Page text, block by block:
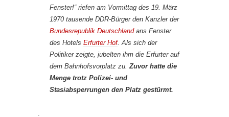
Fenster!“ riefen am Vormittag des 19. März
1970 tausende DDR-Bürger den Kanzler der
Bundesrepublik Deutschlandans Fenster
des Hotels Erfurter Hof. Als sich der
Politiker zeigte, jubelten ihm die Erfurter auf
dem Bahnhofsvorplatz zu. Zuvor hatte die
Menge trotz Polizei- und
Stasiabsperrungen den Platz gestürmt.